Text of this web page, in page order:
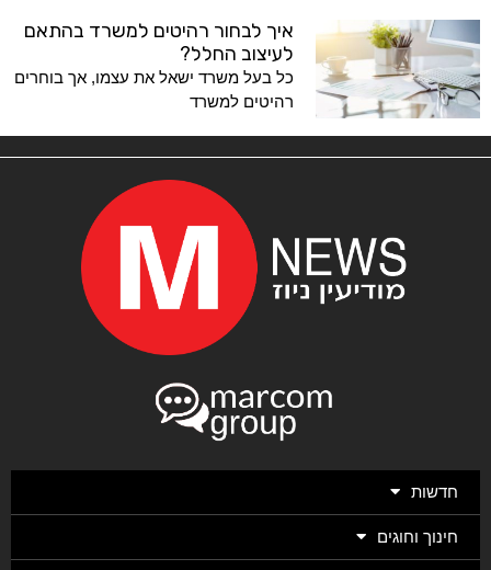
איך לבחור רהיטים למשרד בהתאם
לעיצוב החלל?
כל בעל משרד ישאל את עצמו, אך בוחרים
רהיטים למשרד
חדשות
חינוך וחוגים